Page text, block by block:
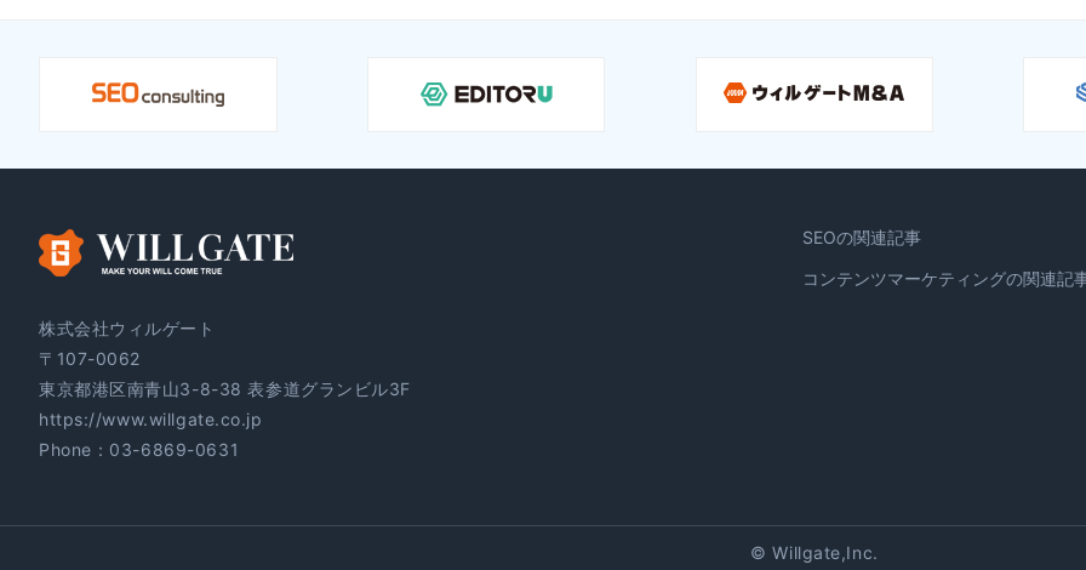
株式会社ウィルゲート
〒107-0062
東京都港区南青山3-8-38 表参道グランビル3F
https://www.willgate.co.jp
Phone： 03-6869-0631
SEOの関連記事
コンテンツマーケティングの関連記
© Willgate,Inc.